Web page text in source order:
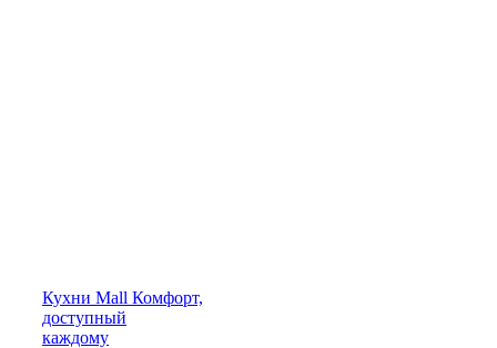
Кухни Mall Комфорт,
доступный
каждому